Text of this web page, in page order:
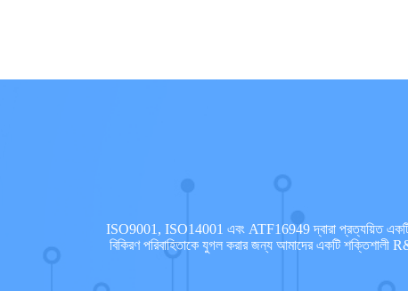
ISO9001, ISO14001 এবং ATF16949 দ্বারা প্রত্যয়িত একটি
বিকিরণ পরিবাহিতাকে যুগল করার জন্য আমাদের একটি